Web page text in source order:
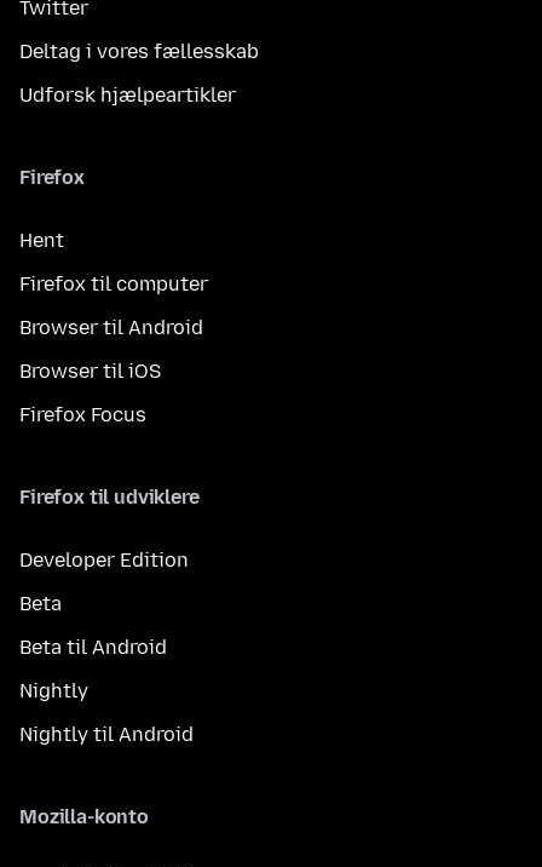
Twitter
Deltag i vores fællesskab
Udforsk hjælpeartikler
Firefox
Hent
Firefox til computer
Browser til Android
Browser til iOS
Firefox Focus
Firefox til udviklere
Developer Edition
Beta
Beta til Android
Nightly
Nightly til Android
Mozilla-konto